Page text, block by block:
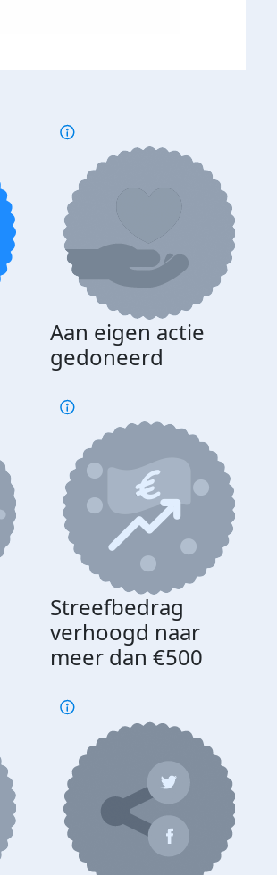
Aan eigen actie
gedoneerd
Streefbedrag
verhoogd naar
meer dan €500